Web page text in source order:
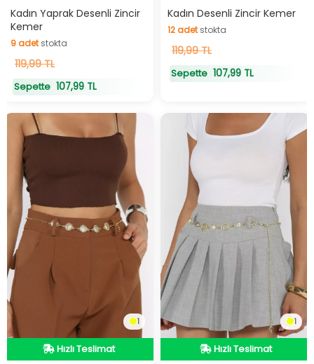
Hızlı Teslimat
Kadın Yaprak Desenli Zincir
Kemer
9adetstokta
9adetstokta
119,99 TL
Sepette 107,99 TL
Hızlı Teslimat
Kadın Desenli Zincir Kemer
12adetstokta
12adetstokta
119,99 TL
Sepette 107,99 TL
1
Hızlı Teslimat
1
Hızlı Teslimat